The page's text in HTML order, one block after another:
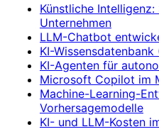
Künstliche
Unternehmen
LLM-Chatbot
KI-
KI-Agenten für
Microsoft Copilot im
Machine-Learning-
Vorhersagemodelle
KI- und LLM-Kosten